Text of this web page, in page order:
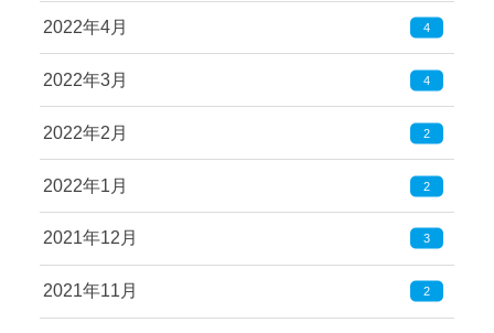
2022年4月 4
2022年3月 4
2022年2月 2
2022年1月 2
2021年12月 3
2021年11月 2